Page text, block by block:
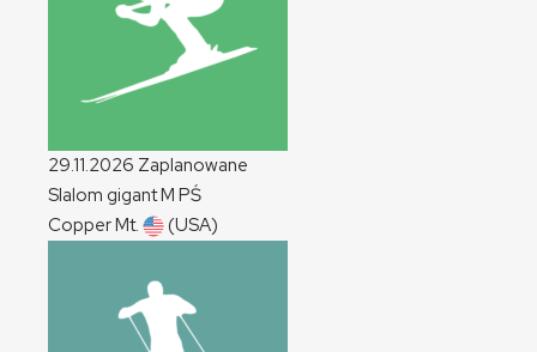
29.11.2026 Zaplanowane
Slalom gigantM PŚ
Copper Mt.
(USA)